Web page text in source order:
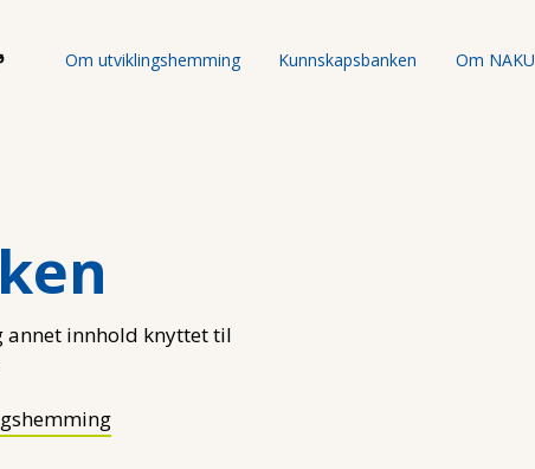
Om utviklingshemming Kunnskapsbanken Om NAKU
annet innhold knyttet til